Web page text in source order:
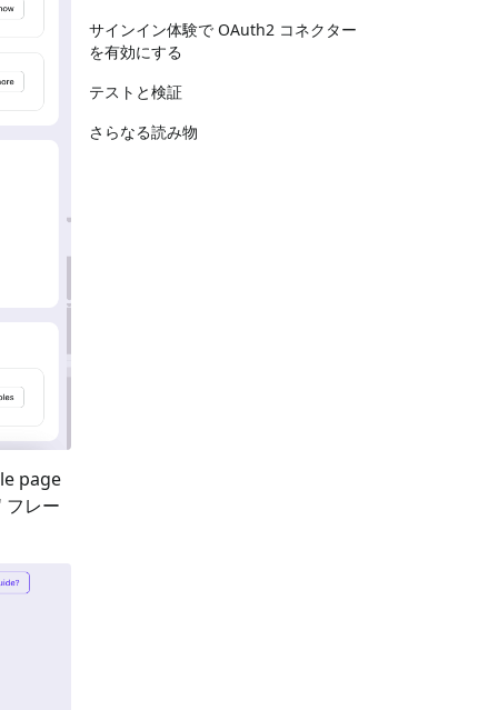
page
フレー
サインイン体験で OAuth2 コネクター
を有効にする
テストと検証
さらなる読み物